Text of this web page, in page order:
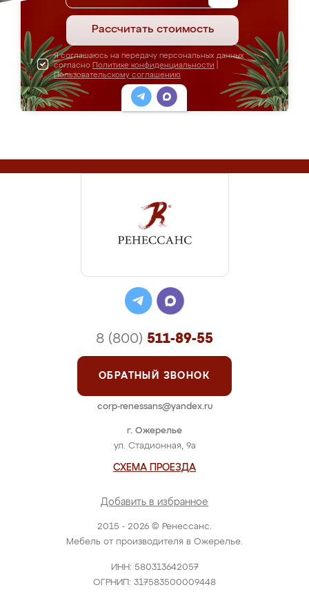
Рассчитать стоимость
Я соглашаюсь на передачу персональных данных
согласно Политике конфиденциальности
Пользовательскому соглашению
2015 - 2026 © Ренессанс.
Мебель от производителя в Ожерелье.
ИНН: 580313642057
ОГРНИП: 317583500009448
г. Ожерелье
ул. Стадионная, 9а
СХЕМА ПРОЕЗДА
Добавить в избранное
8 (800) 511-89-55
ОБРАТНЫЙ ЗВОНОК
corp-renessans@yandex.ru